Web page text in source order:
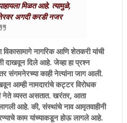
मिळत आहे. त्यामुळे,
अगदी करडी नजर
नागरिक आणि शेतकरी यांची
दाखवून दिले आहे. जेव्हा हा प्रश्न
संगमनेरच्या काही नेत्यांना जाग आली.
आम्ही नामदारांचे कट्टर विरोधक
नेते व्यस्त असतात. खरंतर, आता
लागली आहे. की, संस्थांचे नाव आमृतवाहीनी
काम यांच्याकडून होऊ लागले आहे.